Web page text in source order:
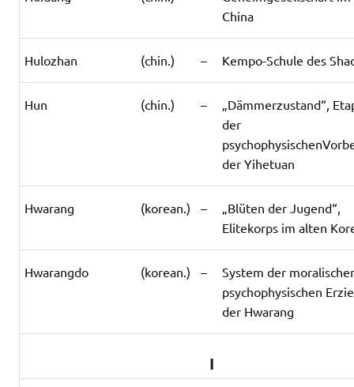
China
Hulozhan (chin.) – Kempo-Schule des
Hun (chin.) –
„Dämmerzustand“,
der
der Yihetuan
Hwarang (korean.) –
„Blüten der Jugend“,
Elitekorps im alten
Hwarangdo (korean.) –
System der
psychophysischen
der Hwarang
I